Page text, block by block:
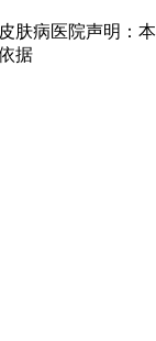
肤病医院声明：
据